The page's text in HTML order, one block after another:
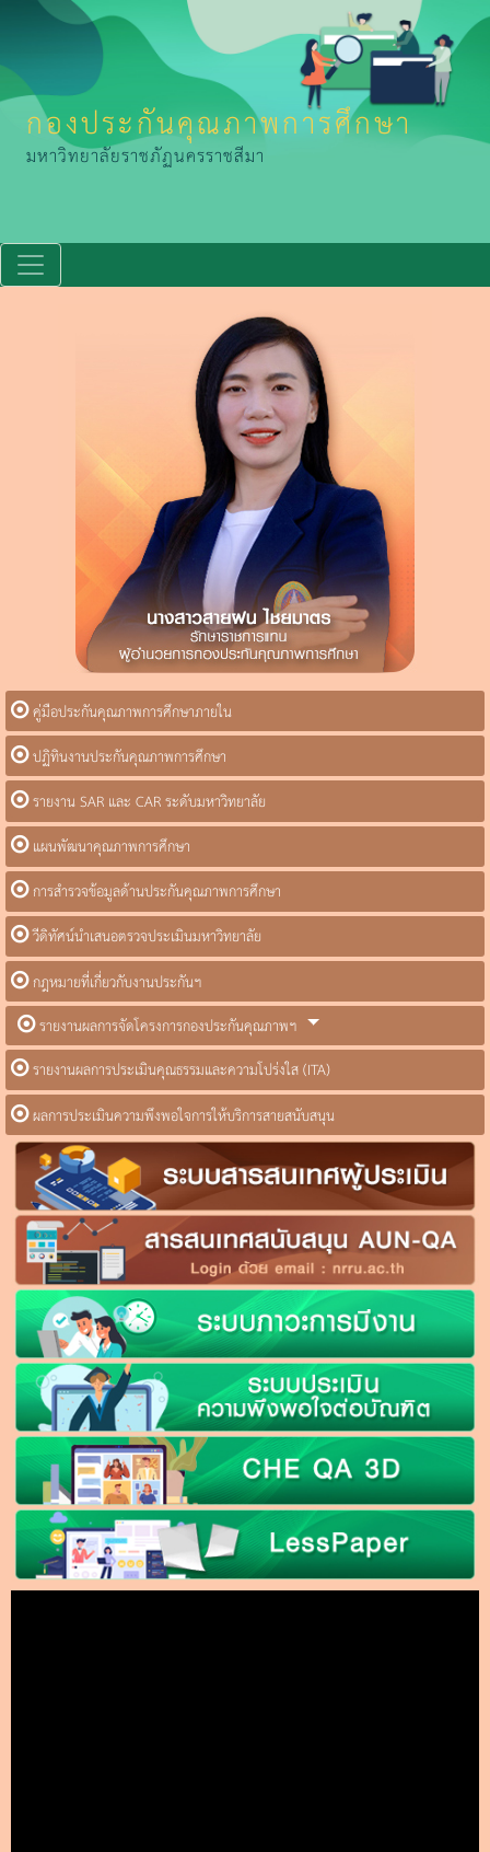
กองประกันคุณภาพการศึกษา
มหาวิทยาลัยราชภัฏนครราชสีมา
คู่มือประกันคุณภาพการศึกษาภายใน
ปฏิทินงานประกันคุณภาพการศึกษา
รายงาน SAR และ CAR ระดับมหาวิทยาลัย
แผนพัฒนาคุณภาพการศึกษา
การสำรวจข้อมูลด้านประกันคุณภาพการศึกษา
วีดิทัศน์นำเสนอตรวจประเมินมหาวิทยาลัย
กฎหมายที่เกี่ยวกับงานประกันฯ
รายงานผลการจัดโครงการกองประกันคุณภาพฯ
รายงานผลการประเมินคุณธรรมและความโปร่งใส (ITA)
ผลการประเมินความพึงพอใจการให้บริการสายสนับสนุน